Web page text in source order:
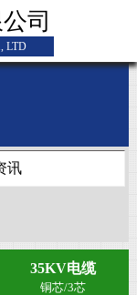
司
LTD
讯
35KV电缆
铜芯/3芯